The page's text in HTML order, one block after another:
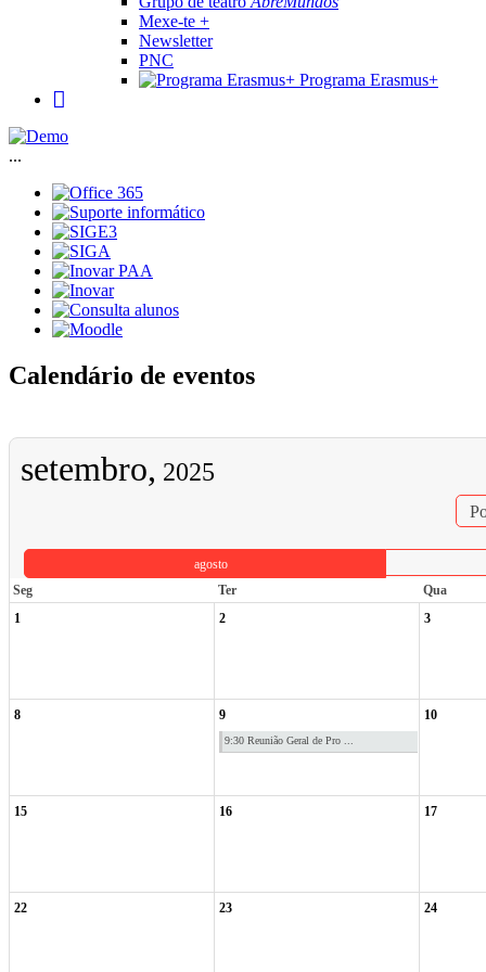
Mexe-te +
Newsletter
PNC
Programa Erasmus+
...
Calendário de eventos
setembro, 2025
agosto
Seg
Ter
Qua
1
2 3
8 9
9:30 Reunião Geral de Pro ...
10
15 16 17
22 23 24